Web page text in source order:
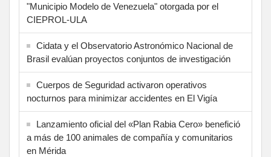
"Municipio Modelo de Venezuela" otorgada por el
CIEPROL-ULA
Cidata y el Observatorio Astronómico Nacional de
Brasil evalúan proyectos conjuntos de investigación
Cuerpos de Seguridad activaron operativos
nocturnos para minimizar accidentes en El Vigía
Lanzamiento oficial del «Plan Rabia Cero» benefició
a más de 100 animales de compañía y comunitarios
en Mérida